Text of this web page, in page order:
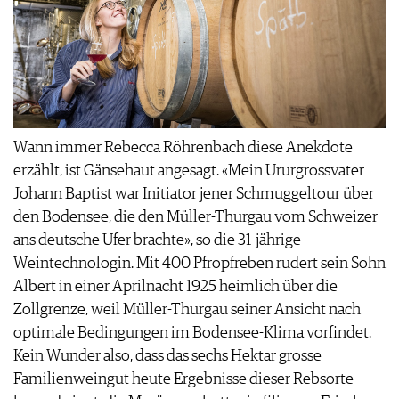
VORTEILSWELT
MEDIATHEK
APPS
VIDEOS
BILDSTRECKEN
BÜCHER
NEWS
WEINWIRTSCHAFT
WEINSZENE
PORTRAITS
VINOPHILES
ARCHIV
ANMELDEN
TRINKREIFETABELLE
WEINSUCHE
NEWSLETTER
Wann immer Rebecca Röhrenbach diese Anekdote
erzählt, ist Gänsehaut angesagt. «Mein Ururgrossvater
Johann Baptist war Initiator jener Schmuggeltour über
den Bodensee, die den Müller-Thurgau vom Schweizer
ans deutsche Ufer brachte», so die 31-jährige
Weintechnologin. Mit 400 Pfropfreben rudert sein Sohn
Albert in einer Aprilnacht 1925 heimlich über die
Zollgrenze, weil Müller-Thurgau seiner Ansicht nach
optimale Bedingungen im Bodensee-Klima vorfindet.
Kein Wunder also, dass das sechs Hektar grosse
Familienweingut heute Ergebnisse dieser Rebsorte